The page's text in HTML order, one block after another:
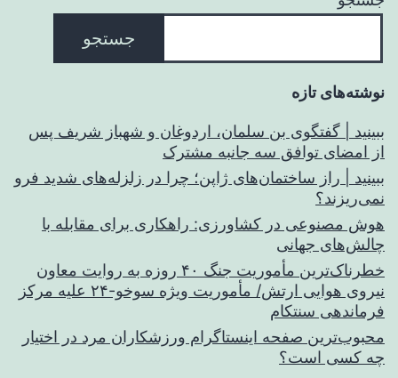
جستجو
نوشته‌های تازه
ببینید | گفتگوی بن سلمان، اردوغان و شهباز شریف پس
از امضای توافق سه جانبه مشترک
ببینید | راز ساختمان‌های ژاپن؛ چرا در زلزله‌های شدید فرو
نمی‌ریزند؟
هوش مصنوعی در کشاورزی: راهکاری برای مقابله با
چالش‌های جهانی
خطرناک‌ترین مأموریت جنگ ۴۰ روزه به روایت معاون
نیروی هوایی ارتش/ مأموریت ویژه سوخو-۲۴ علیه مرکز
فرماندهی سنتکام
محبوب‌ترین صفحه اینستاگرام ورزشکاران مرد در اختیار
چه کسی است؟